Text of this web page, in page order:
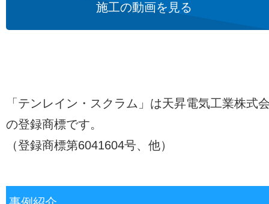
施工の動画を見る
「テンレイン・スクラム」は天昇電気工業株式
の登録商標です。
（登録商標第6041604号、他）